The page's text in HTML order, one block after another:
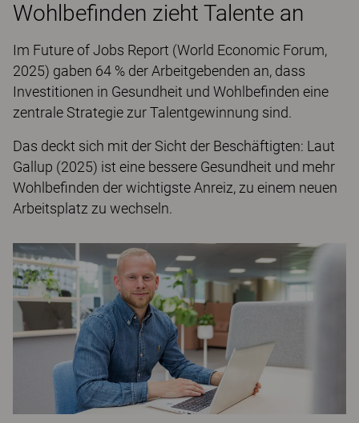
Wohlbefinden zieht Talente an
Im Future of Jobs Report (World Economic Forum,
2025) gaben 64 % der Arbeitgebenden an, dass
Investitionen in Gesundheit und Wohlbefinden eine
zentrale Strategie zur Talentgewinnung sind.
Das deckt sich mit der Sicht der Beschäftigten: Laut
Gallup (2025) ist eine bessere Gesundheit und mehr
Wohlbefinden der wichtigste Anreiz, zu einem neuen
Arbeitsplatz zu wechseln.